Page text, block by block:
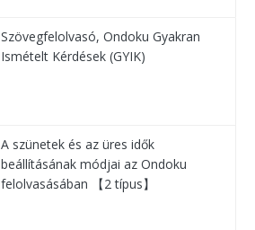
Szövegfelolvasó, Ondoku Gyakran
Ismételt Kérdések (GYIK)
A szünetek és az üres idők
beállításának módjai az Ondoku
felolvasásában 【2 típus】